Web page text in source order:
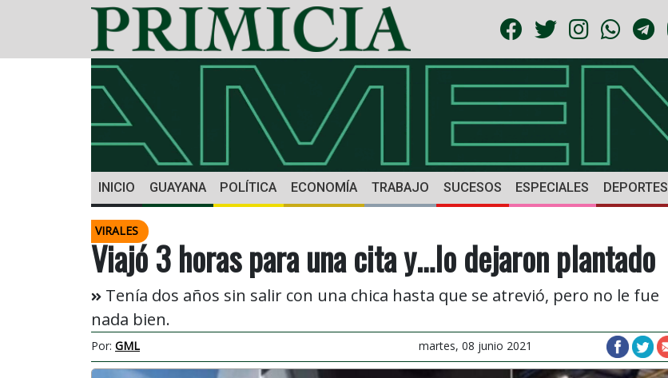
INICIO GUAYANA POLÍTICA ECONOMÍA TRABAJO SUCESOS ESPECIALES DEPORTES
VIRALES
Viajó 3 horas para una cita y…lo dejaron plantado
Tenía dos años sin salir con una chica hasta que se atrevió, pero no le fue
nada bien.
Por: GML martes, 08 junio 2021